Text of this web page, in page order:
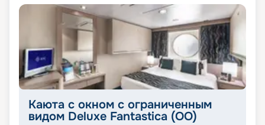
Каюта с окном с ограниченным
видом Deluxe Fantastica (OO)